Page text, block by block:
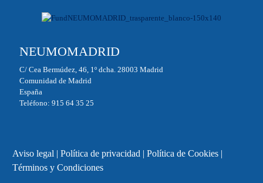
NEUMOMADRID
C/ Cea Bermúdez, 46, 1º dcha. 28003 Madrid
Comunidad de Madrid
España
Teléfono: 915 64 35 25
Aviso legal | Política de privacidad | Política de Cookies|
Términos y Condiciones